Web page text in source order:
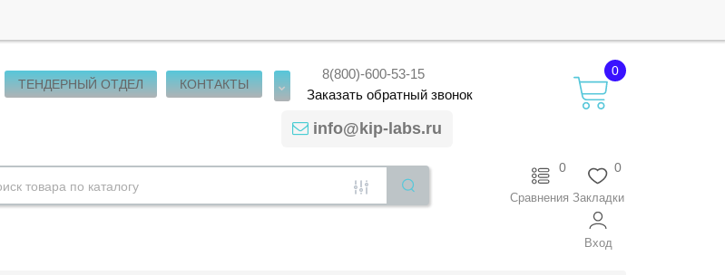
ТЕНДЕРНЫЙ ОТДЕЛ КОНТАКТЫ
8(800)-600-53-15
Заказатьобратныйзвонок
info@kip-labs.ru
0
0
Закладки
0
Сравнения
Вход